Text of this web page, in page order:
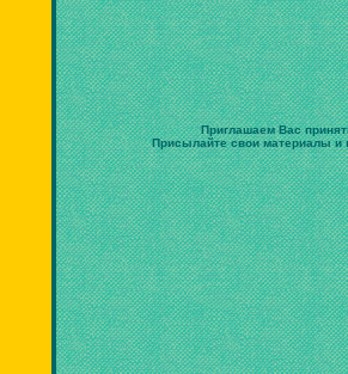
Приглашаем Вас
Присылайте свои материалы и